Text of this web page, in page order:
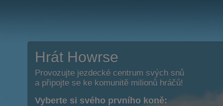
Hrát Howrse
Provozujte jezdecké centrum svých snů
a připojte se ke komunitě milionů hráčů!
Vyberte si svého prvního koně: